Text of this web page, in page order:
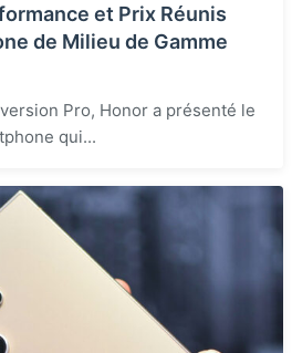
et Prix Réunis
de Milieu de Gamme
Pro, Honor a présenté le
qui...